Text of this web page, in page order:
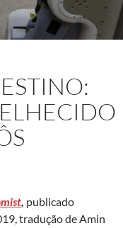
, publicado
tradução de Amin